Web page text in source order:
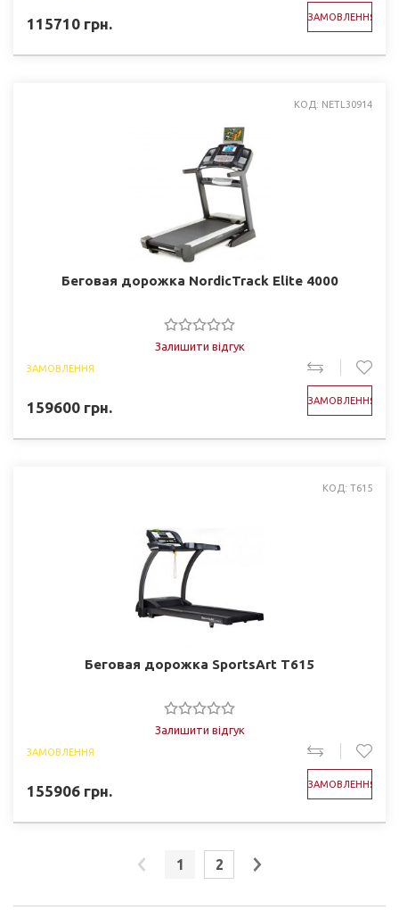
115710 грн. ЗАМОВЛЕННЯ
КОД: NETL30914
Беговая дорожка NordicTrack Elite 4000
Залишити відгук
ЗАМОВЛЕННЯ
159600 грн. ЗАМОВЛЕННЯ
КОД: T615
Беговая дорожка SportsArt T615
Залишити відгук
ЗАМОВЛЕННЯ
155906 грн. ЗАМОВЛЕННЯ
1 2